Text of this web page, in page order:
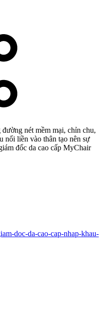
nét mềm mại, chỉn chu,
nối liền vào thân tạo nên sự
đốc da cao cấp MyChair
doc-da-cao-cap-nhap-khau-